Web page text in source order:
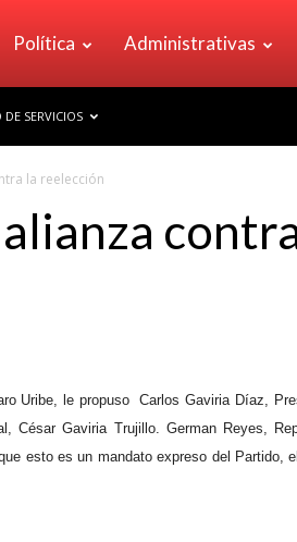
Política Administrativas
SERVICIOS
la reelección
alianza
Uribe, le propuso
Carlos Gaviria Díaz,
César Gaviria Trujillo. German Reyes,
esto es un mandato expreso del Partido,